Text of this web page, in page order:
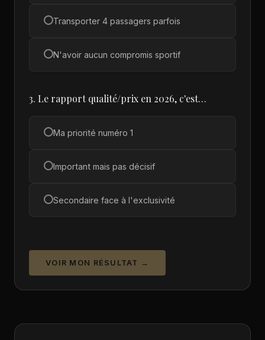
Transporter 4 passagers parfois
N'avoir aucun compromis sportif
3. Le rapport qualité/prix en 2026, c'est…
Ma priorité numéro 1
Important mais pas décisif
Secondaire face à l'exclusivité
VOIR MON RÉSULTAT →